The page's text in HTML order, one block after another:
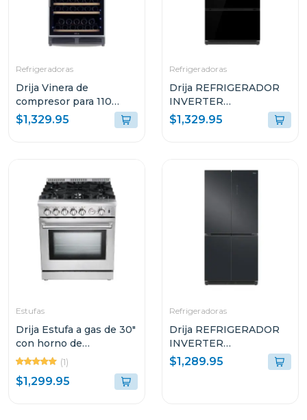
Refrigeradoras
Drija Vinera de
compresor para 110
botellas dolce 110
$1,329.95
Refrigeradoras
Drija REFRIGERADOR
INVERTER
EMPOTRABLE DE
18.1P³ ULTRA FAST
$1,329.95
Estufas
Drija Estufa a gas de 30"
con horno de
convección
(1)
$1,299.95
Refrigeradoras
Drija REFRIGERADOR
INVERTER
EMPOTRABLE DE
18.4P³ ULTRA FAST
$1,289.95